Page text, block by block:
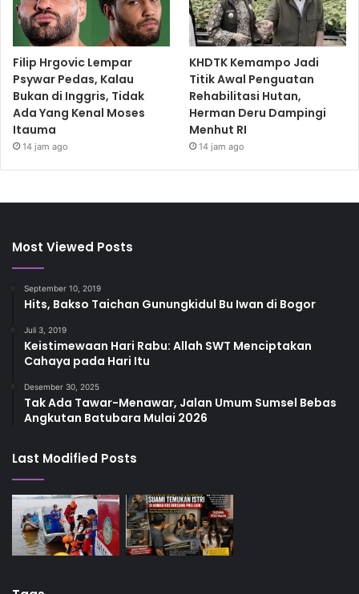
Filip Hrgovic Lempar
Psywar Pedas, Kalau
Bukan di Inggris, Tidak
Ada Yang Kenal Moses
Itauma
14 jam ago
KHDTK Kemampo Jadi
Titik Awal Penguatan
Rehabilitasi Hutan,
Herman Deru Dampingi
Menhut RI
14 jam ago
Most Viewed Posts
September 10, 2019
Hits, Bakso Taichan Gunungkidul Bu Iwan di Bogor
Juli 3, 2019
Keistimewaan Hari Rabu: Allah SWT Menciptakan
Cahaya pada Hari Itu
Desember 30, 2025
Tak Ada Tawar-Menawar, Jalan Umum Sumsel Bebas
Angkutan Batubara Mulai 2026
Last Modified Posts